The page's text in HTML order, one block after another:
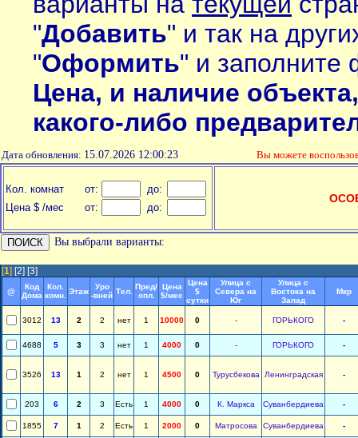
"Добавить" и так на
"Оформить" и заполните
Цена, и наличие
какого-либо
Дата обновления: 15.07.2026 12:00:23 Вы можете
Кол. комнат от:
до:
Цена $ /мес
от: до:
Вы выбрали варианты:
[1] [2] [3]
@
Код
Дома
Кол.
комн. Этаж
Уро
-вней Тел.
Пред/
опл.
Цена
$/мес
Цена
$
сутки
Улица с
Севера на
Юг
Улица с
Востока на
Запад
Мкр
3012 13 2 2 нет 1 10000 0 - ГОРЬКОГО -
4688 5 3 3 нет 1 4000 0 - ГОРЬКОГО -
3526 13 1 2 нет 1 4500 0 Турусбекова Ленинградская -
203 6 2 3 Есть 1 4000 0 К. Маркса Суванбердиева -
1855 7 1 2 Есть 1 2000 0 Матросова Суванбердиева -